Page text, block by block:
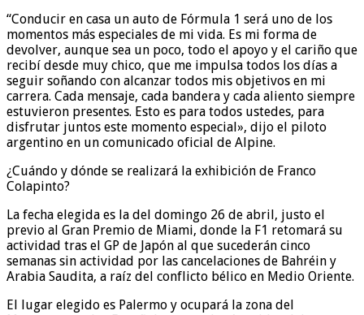
“Conducir en casa un auto de Fórmula 1 será uno de los
momentos más especiales de mi vida. Es mi forma de
devolver, aunque sea un poco, todo el apoyo y el cariño que
recibí desde muy chico, que me impulsa todos los días a
seguir soñando con alcanzar todos mis objetivos en mi
carrera. Cada mensaje, cada bandera y cada aliento siempre
estuvieron presentes. Esto es para todos ustedes, para
disfrutar juntos este momento especial», dijo el piloto
argentino en un comunicado oficial de Alpine.
¿Cuándo y dónde se realizará la exhibición de Franco
Colapinto?
La fecha elegida es la del domingo 26 de abril, justo el
previo al Gran Premio de Miami, donde la F1 retomará su
actividad tras el GP de Japón al que sucederán cinco
semanas sin actividad por las cancelaciones de Bahréin y
Arabia Saudita, a raíz del conflicto bélico en Medio Oriente.
El lugar elegido es Palermo y ocupará la zona del